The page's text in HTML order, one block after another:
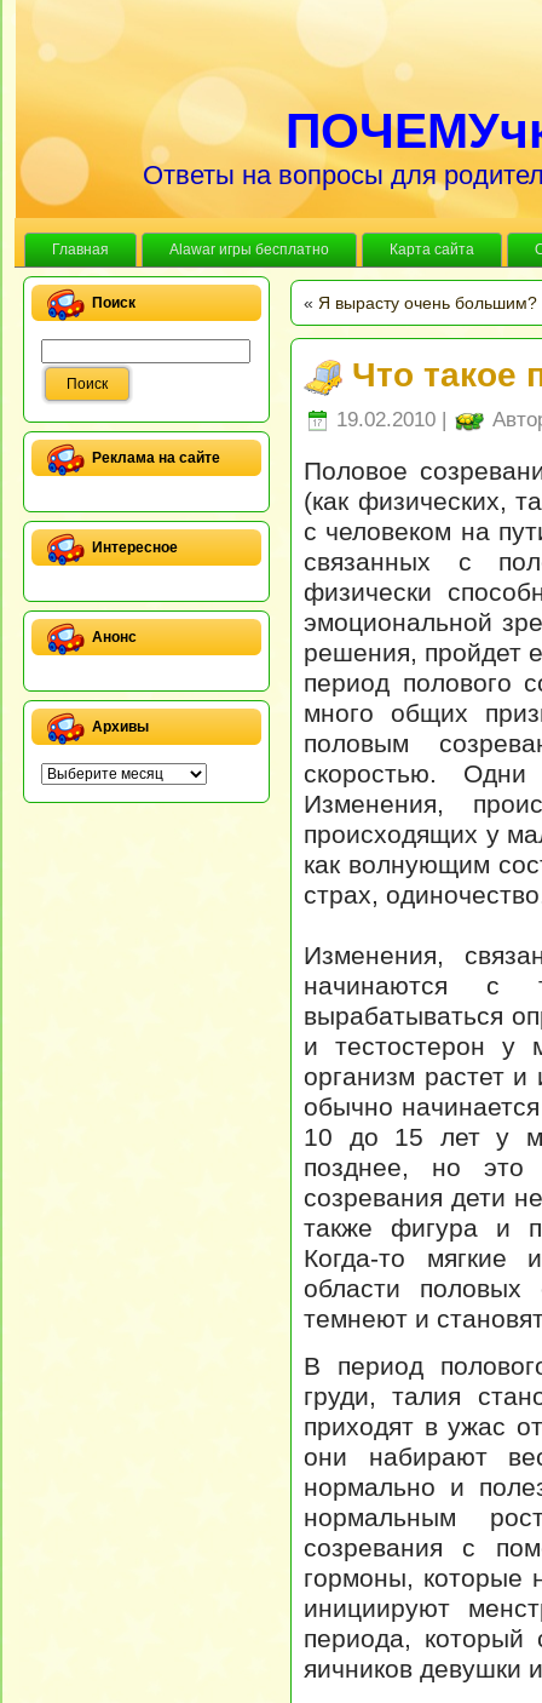
Ответы на вопросы для
Главная Alawar игры бесплатно Карта сайта
Поиск
Реклама на сайте
Интересное
Анонс
Архивы
« Я вырасту очень большим?
Что такое
19.02.2010 |
Половое
(как физических,
с человеком на
связанных с
физически
эмоциональной
решения, пройдет
период полового
много общих
половым
скоростью.
Изменения,
происходящих у
как волнующим
страх,
Изменения,
начинаются с
вырабатываться
и тестостерон у
организм растет и
обычно
10 до 15 лет у
позднее, но это
созревания дети
также фигура и
Когда-то
области
темнеют и
В период
груди, талия
приходят в ужас
они набирают
нормально и
нормальным
созревания с
гормоны, которые
инициируют
периода, который
яичников девушки